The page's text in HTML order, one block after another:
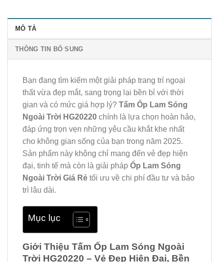
MÔ TẢ
THÔNG TIN BỔ SUNG
Bạn đang tìm kiếm một giải pháp trang trí ngoại
thất vừa đẹp mắt, sang trọng lại bền bỉ với thời
gian và có mức giá hợp lý? Tấm Ốp Lam Sóng
Ngoài Trời HG20220 chính là lựa chọn hoàn hảo,
đáp ứng trọn vẹn những yêu cầu khắt khe nhất
cho không gian sống của bạn trong năm 2025.
Sản phẩm này không chỉ mang đến vẻ đẹp hiện
đại, tinh tế mà còn là giải pháp Ốp Lam Sóng
Ngoài Trời Giá Rẻ tối ưu về chi phí đầu tư và bảo
trì lâu dài.
Mục lục
Giới Thiệu Tấm Ốp Lam Sóng Ngoài
Trời HG20220 – Vẻ Đẹp Hiện Đại, Bền